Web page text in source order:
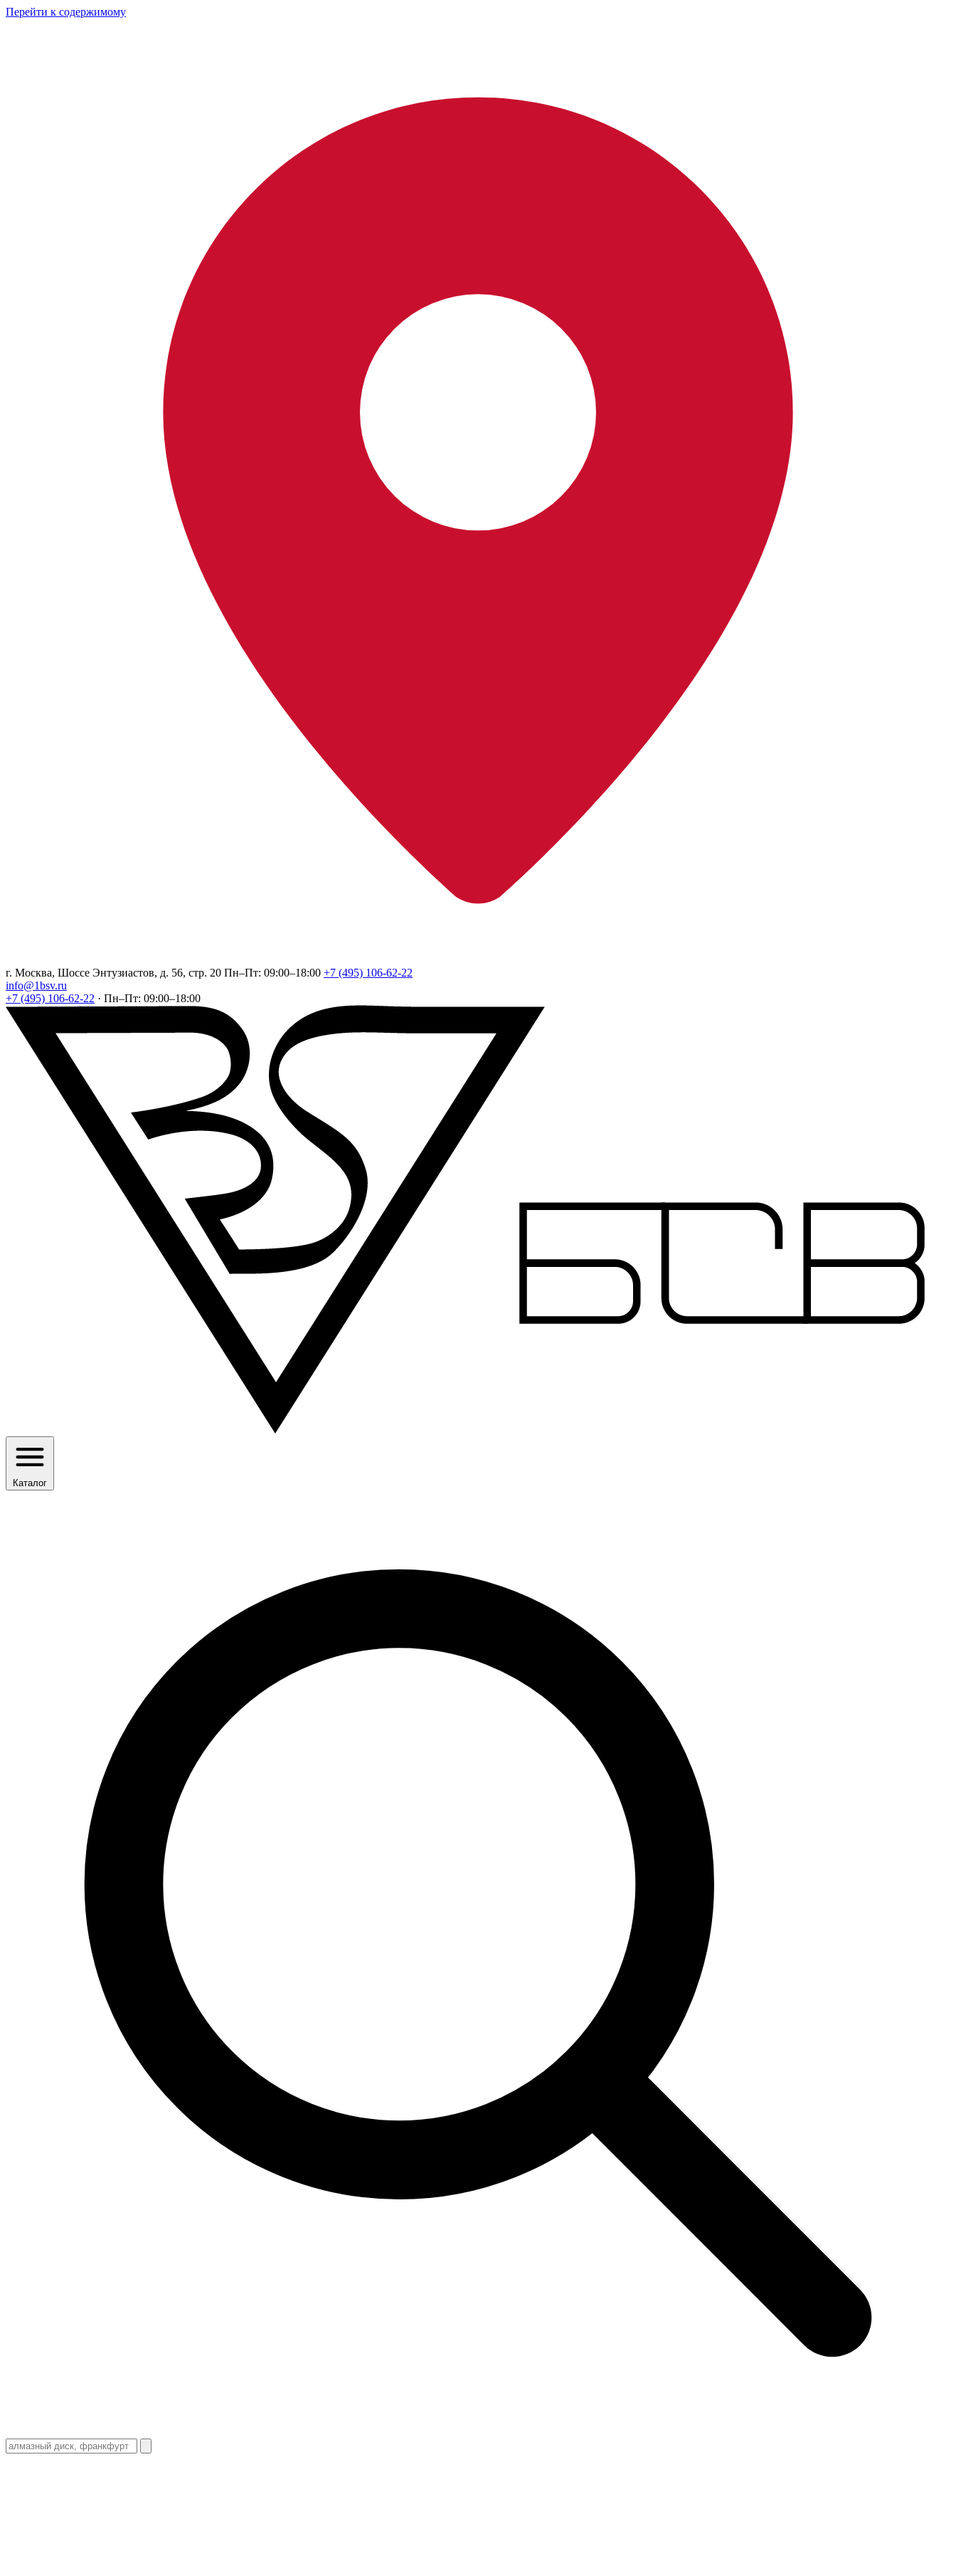
Перейти к содержимому
г. Москва, Шоссе Энтузиастов, д. 56, стр. 20 Пн–Пт: 09:00–18:00 +7 (495) 106-62-22
info@1bsv.ru
+7 (495) 106-62-22 · Пн–Пт: 09:00–18:00
Каталог